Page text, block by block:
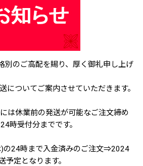
別のご高配を賜り、厚く御礼申し上げ
についてご案内させていただきます。
は休業前の発送が可能なご注文締め
時受付分までです。
24時まで入金済みのご注文⇒2024
定となります。